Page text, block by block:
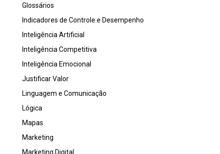
Glossários
Indicadores de Controle e Desempenho
Inteligência Artificial
Inteligência Competitiva
Inteligência Emocional
Justificar Valor
Linguagem e Comunicação
Lógica
Mapas
Marketing
Marketing Digital